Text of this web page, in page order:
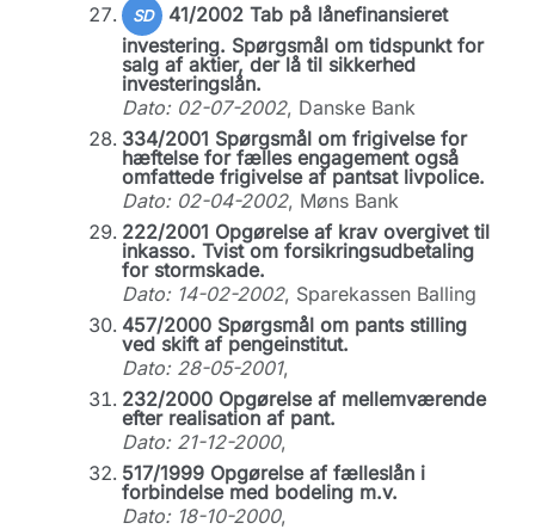
SD
41/2002 Tab på lånefinansieret
investering. Spørgsmål om tidspunkt for
salg af aktier, der lå til sikkerhed
investeringslån.
Dato: 02-07-2002, Danske Bank
334/2001 Spørgsmål om frigivelse for
hæftelse for fælles engagement også
omfattede frigivelse af pantsat livpolice.
Dato: 02-04-2002, Møns Bank
222/2001 Opgørelse af krav overgivet til
inkasso. Tvist om forsikringsudbetaling
for stormskade.
Dato: 14-02-2002, Sparekassen Balling
457/2000 Spørgsmål om pants stilling
ved skift af pengeinstitut.
Dato: 28-05-2001,
232/2000 Opgørelse af mellemværende
efter realisation af pant.
Dato: 21-12-2000,
517/1999 Opgørelse af fælleslån i
forbindelse med bodeling m.v.
Dato: 18-10-2000,